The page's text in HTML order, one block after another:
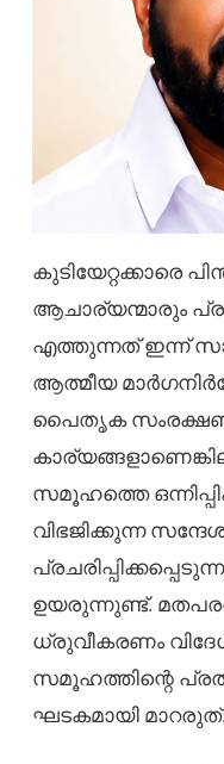
കുടിയേറ്റക്കാരെ
ആചാര്യന്മാരും
എത്തുന്നത് ഇന്ന്
ആത്മീയ
പൈതൃക
സമൂഹത്തെ
വിഭജിക്കുന്ന
ഉയരുന്നുണ്ട്.
ധ്രുവീകരണം
സമൂഹത്തിന്റെ
ഘടകമായി